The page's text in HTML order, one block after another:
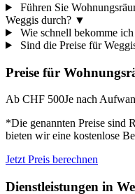
Führen Sie
Weggis durch? ▼
Wie schnell bekomme
Sind die Preise für
Preise für
Ab CHF 500Je nach
*Die genannten Preise sind
bieten wir eine kostenlose
Jetzt Preis berechnen
Dienstleistungen in